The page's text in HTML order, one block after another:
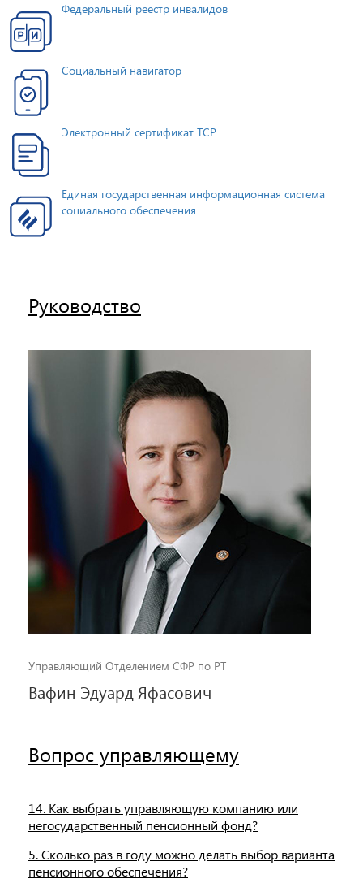
Федеральный реестр инвалидов
Социальный навигатор
Электронный сертификат ТСР
Единая государственная информационная система
социального обеспечения
Руководство
Управляющий Отделением СФР по РТ
Вафин Эдуард Яфасович
Вопрос управляющему
14. Как выбрать управляющую компанию или
негосударственный пенсионный фонд?
5. Сколько раз в году можно делать выбор варианта
пенсионного обеспечения?